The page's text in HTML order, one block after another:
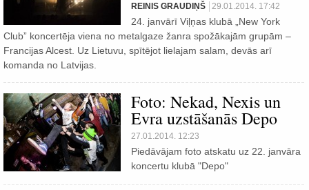
REINIS GRAUDIŅŠ 29.01.2014. 17:42
24. janvārī Viļņas klubā „New York
Club” koncertēja viena no metalgaze žanra spožākajām grupām –
Francijas Alcest. Uz Lietuvu, spītējot lielajam salam, devās arī
komanda no Latvijas.
Foto: Nekad, Nexis un
Evra uzstāšanās Depo
27.01.2014. 12:23
Piedāvājam foto atskatu uz 22. janvāra
koncertu klubā "Depo"